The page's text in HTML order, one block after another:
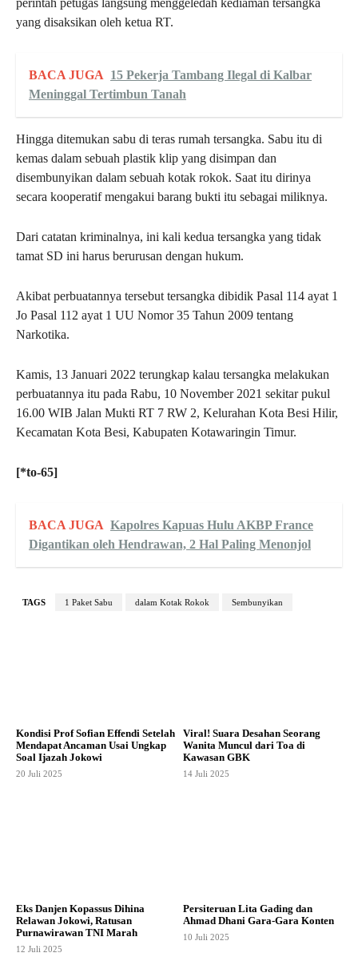
perintah petugas langsung menggeledah kediaman tersangka
yang disaksikan oleh ketua RT.
BACA JUGA 15 Pekerja Tambang Ilegal di Kalbar
Meninggal Tertimbun Tanah
Hingga ditemukan sabu di teras rumah tersangka. Sabu itu di
kemas dalam sebuah plastik klip yang disimpan dan
disembunyikan dalam sebuah kotak rokok. Saat itu dirinya
secara kooperatif mengakui barang bukti itu sebagai miliknya.
Dari catatan kriminalnya, ini kali kedua tersangka yang tidak
tamat SD ini harus berurusan dengan hukum.
Akibat perbuatannya tersebut tersangka dibidik Pasal 114 ayat 1
Jo Pasal 112 ayat 1 UU Nomor 35 Tahun 2009 tentang
Narkotika.
Kamis, 13 Januari 2022 terungkap kalau tersangka melakukan
perbuatannya itu pada Rabu, 10 November 2021 sekitar pukul
16.00 WIB Jalan Mukti RT 7 RW 2, Kelurahan Kota Besi Hilir,
Kecamatan Kota Besi, Kabupaten Kotawaringin Timur.
[*to-65]
BACA JUGA Kapolres Kapuas Hulu AKBP France
Digantikan oleh Hendrawan, 2 Hal Paling Menonjol
TAGS 1 Paket Sabu dalam Kotak Rokok Sembunyikan
Kondisi Prof Sofian Effendi Setelah
Mendapat Ancaman Usai Ungkap
Soal Ijazah Jokowi
20 Juli 2025
Viral! Suara Desahan Seorang
Wanita Muncul dari Toa di
Kawasan GBK
14 Juli 2025
Eks Danjen Kopassus Dihina
Relawan Jokowi, Ratusan
Purnawirawan TNI Marah
12 Juli 2025
Persiteruan Lita Gading dan
Ahmad Dhani Gara-Gara Konten
10 Juli 2025